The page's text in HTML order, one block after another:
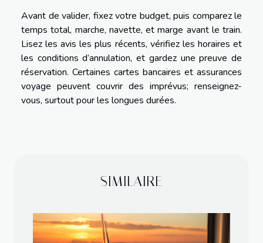
Avant de valider, fixez votre budget, puis comparez le
temps total, marche, navette, et marge avant le train.
Lisez les avis les plus récents, vérifiez les horaires et
les conditions d’annulation, et gardez une preuve de
réservation. Certaines cartes bancaires et assurances
voyage peuvent couvrir des imprévus; renseignez-
vous, surtout pour les longues durées.
SIMILAIRE